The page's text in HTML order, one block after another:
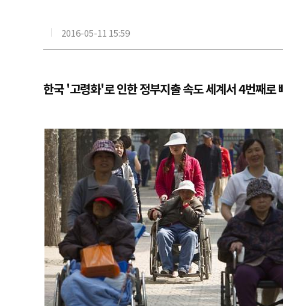
2016-05-11 15:59
한국 '고령화'로 인한 정부지출 속도 세계서 4번째로